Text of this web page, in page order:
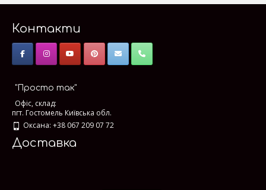
Контакти
"Просто так"
Офіс, склад:
пгт. Гостомель Київська обл.
Оксана: +38 067 209 07 72
Доставка